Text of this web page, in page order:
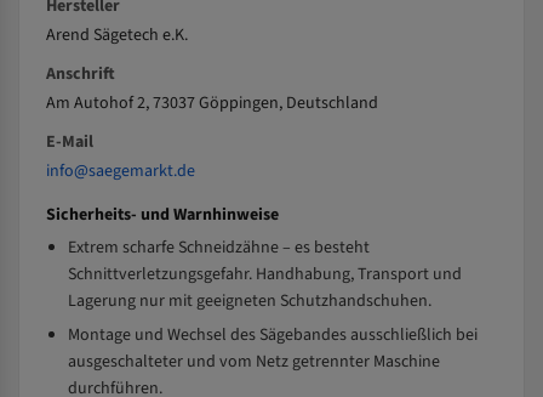
Hersteller
Arend Sägetech e.K.
Anschrift
Am Autohof 2, 73037 Göppingen, Deutschland
E-Mail
info@saegemarkt.de
Sicherheits- und Warnhinweise
Extrem scharfe Schneidzähne – es besteht
Schnittverletzungsgefahr. Handhabung, Transport und
Lagerung nur mit geeigneten Schutzhandschuhen.
Montage und Wechsel des Sägebandes ausschließlich bei
ausgeschalteter und vom Netz getrennter Maschine
durchführen.